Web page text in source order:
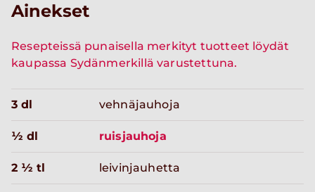
Ainekset
Resepteissä punaisella merkityt tuotteet löydät
kaupassa Sydänmerkillä varustettuna.
3 dl vehnäjauhoja
½ dl ruisjauhoja
2 ½ tl leivinjauhetta